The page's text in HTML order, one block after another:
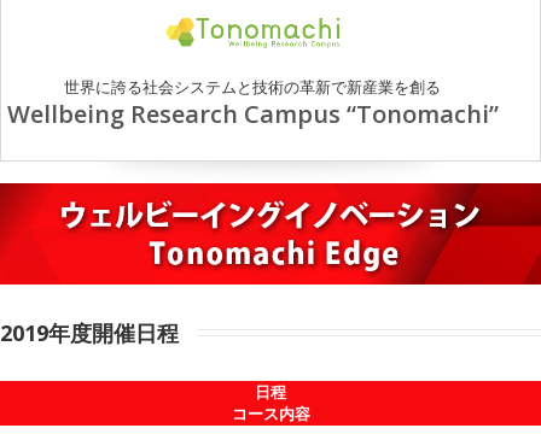
世界に誇る社会システムと技術の革新で新産業を創る
Wellbeing Research Campus “Tonomachi”
2019年度開催日程
日程
コース内容